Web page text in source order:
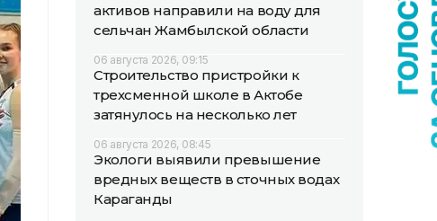
активов направили на воду для
сельчан Жамбылской области
06 августа 2026, 09:15
Строительство пристройки к
трехсменной школе в Актобе
затянулось на несколько лет
06 августа 2026, 08:45
Экологи выявили превышение
вредных веществ в сточных водах
Караганды